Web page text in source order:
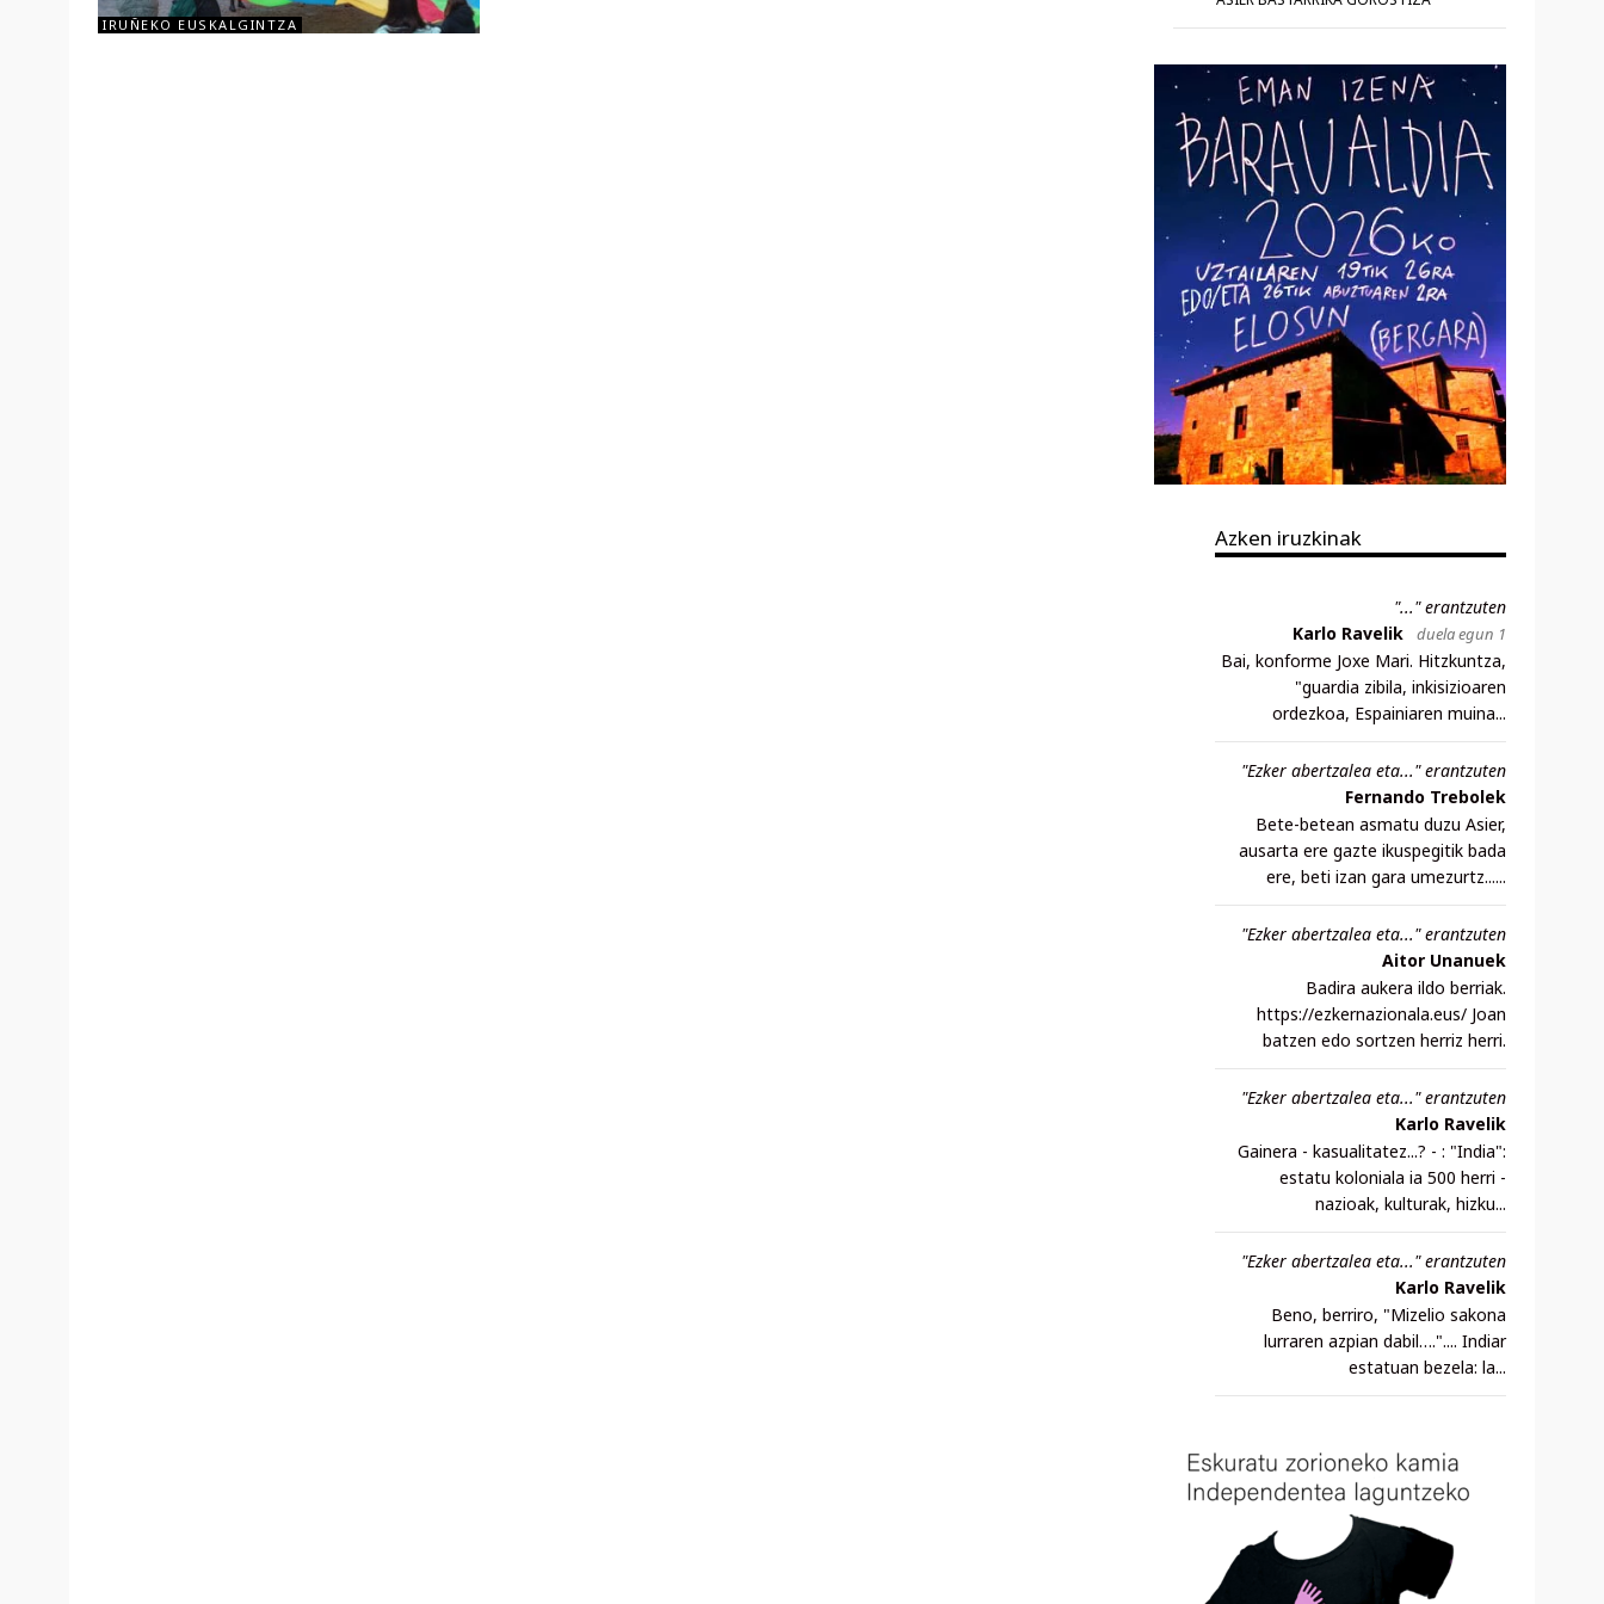
IRUÑEKO EUSKALGINTZA
Azken iruzkinak
"..." erantzuten
Karlo Ravelik
duela egun 1
Bai, konforme Joxe Mari. Hitzkuntza,
"guardia zibila, inkisizioaren
ordezkoa, Espainiaren muina...
"Ezker abertzalea eta..." erantzuten
Fernando Trebolek
Bete-betean asmatu duzu Asier,
ausarta ere gazte ikuspegitik bada
ere, beti izan gara umezurtz......
"Ezker abertzalea eta..." erantzuten
Aitor Unanuek
Badira aukera ildo berriak.
https://ezkernazionala.eus/ Joan
batzen edo sortzen herriz herri.
"Ezker abertzalea eta..." erantzuten
Karlo Ravelik
Gainera - kasualitatez...? - : "India":
estatu koloniala ia 500 herri -
nazioak, kulturak, hizku...
"Ezker abertzalea eta..." erantzuten
Karlo Ravelik
Beno, berriro, "Mizelio sakona
lurraren azpian dabil….".... Indiar
estatuan bezela: la...